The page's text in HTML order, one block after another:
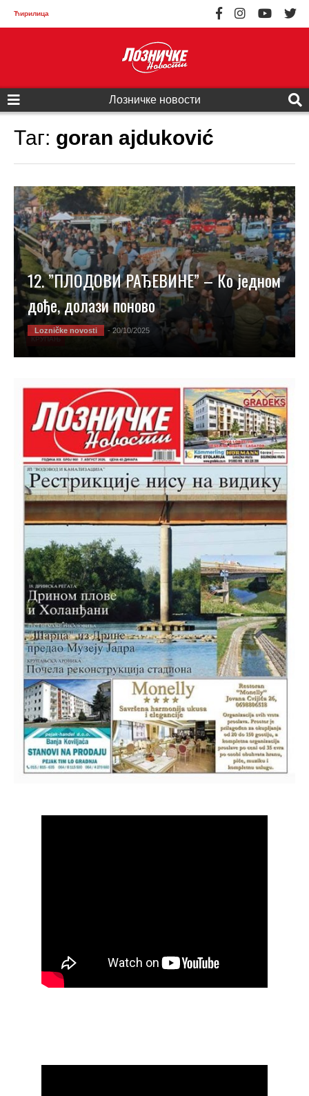
Ћирилица
Лозничке новости
Таг: goran ajduković
КРУПАЊ
12. ”ПЛОДОВИ РАЂЕВИНЕ” – Ко једном
дође, долази поново
Lozničke novosti - 20/10/2025